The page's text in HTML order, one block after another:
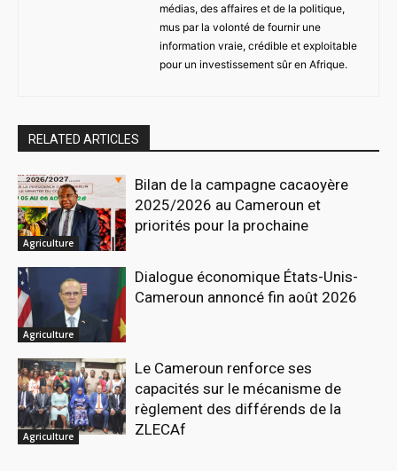
médias, des affaires et de la politique,
mus par la volonté de fournir une
information vraie, crédible et exploitable
pour un investissement sûr en Afrique.
RELATED ARTICLES
Agriculture
Bilan de la campagne cacaoyère
2025/2026 au Cameroun et
priorités pour la prochaine
Agriculture
Dialogue économique États-Unis-
Cameroun annoncé fin août 2026
Agriculture
Le Cameroun renforce ses
capacités sur le mécanisme de
règlement des différends de la
ZLECAf